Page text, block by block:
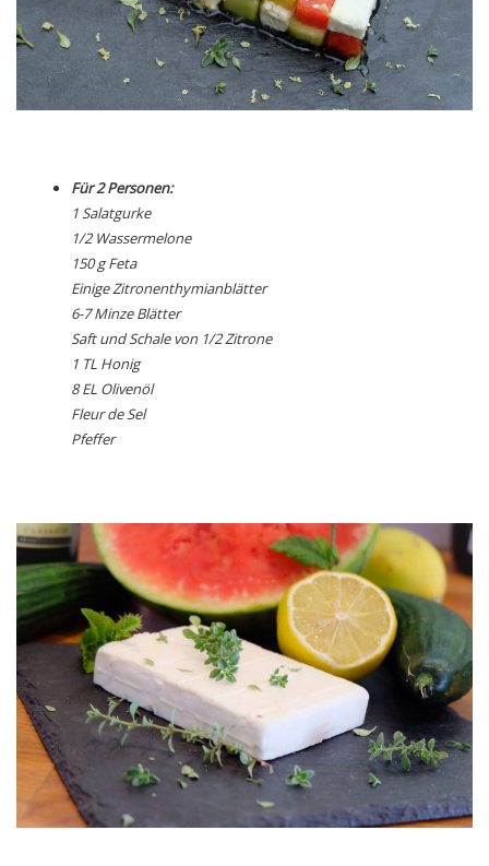
Für 2 Personen:
1 Salatgurke
1/2 Wassermelone
150 g Feta
Einige Zitronenthymianblätter
6-7 Minze Blätter
Saft und Schale von 1/2 Zitrone
1 TL Honig
8 EL Olivenöl
Fleur de Sel
Pfeffer